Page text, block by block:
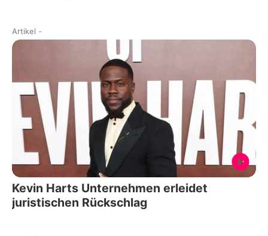
Artikel -
Kevin Harts Unternehmen erleidet
juristischen Rückschlag